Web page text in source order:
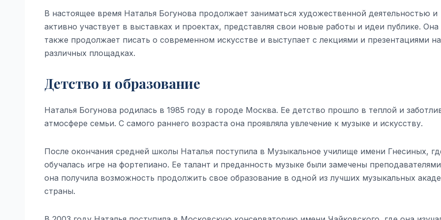
В настоящее время Наталья Богунова продолжает заниматься художественной деятельностью и
активно участвует в выставках и проектах, представляя свои новые работы и идеи публике. Она
также продолжает писать о современном искусстве и выступает с лекциями и презентациями на
различных площадках.
Детство и образование
Наталья Богунова родилась в 1985 году в городе Москва. Ее детство прошло в теплой и
атмосфере семьи. С самого раннего возраста она проявляла увлечение к музыке и искусству.
После окончания средней школы Наталья поступила в Музыкальное училище имени Гнесиных,
обучалась игре на фортепиано. Ее талант и преданность музыке были замечены
она получила возможность продолжить свое образование в одной из лучших музыкальных
страны.